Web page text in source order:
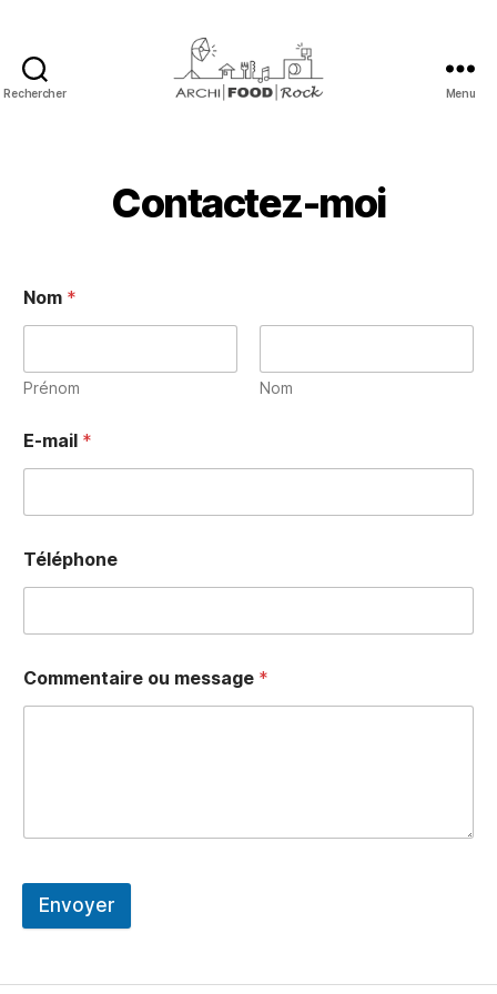
Rechercher
|
Rock
Menu
Contactez-moi
Nom *
Prénom Nom
E-mail *
Téléphone
Commentaire ou message *
Envoyer